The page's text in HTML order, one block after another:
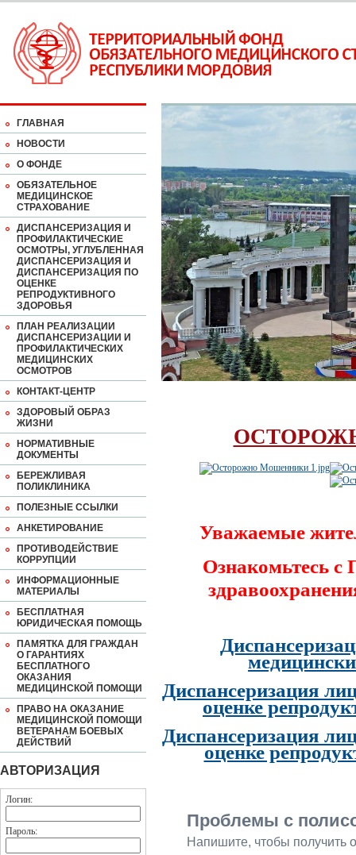
ГЛАВНАЯ
НОВОСТИ
О ФОНДЕ
ОБЯЗАТЕЛЬНОЕ
МЕДИЦИНСКОЕ
СТРАХОВАНИЕ
ДИСПАНСЕРИЗАЦИЯ И
ПРОФИЛАКТИЧЕСКИЕ
ОСМОТРЫ, УГЛУБЛЕННАЯ
ДИСПАНСЕРИЗАЦИЯ И
ДИСПАНСЕРИЗАЦИЯ ПО
ОЦЕНКЕ
РЕПРОДУКТИВНОГО
ЗДОРОВЬЯ
ПЛАН РЕАЛИЗАЦИИ
ДИСПАНСЕРИЗАЦИИ И
ПРОФИЛАКТИЧЕСКИХ
МЕДИЦИНСКИХ
ОСМОТРОВ
КОНТАКТ-ЦЕНТР
ЗДОРОВЫЙ ОБРАЗ
ЖИЗНИ
НОРМАТИВНЫЕ
ДОКУМЕНТЫ
БЕРЕЖЛИВАЯ
ПОЛИКЛИНИКА
ПОЛЕЗНЫЕ ССЫЛКИ
АНКЕТИРОВАНИЕ
ПРОТИВОДЕЙСТВИЕ
КОРРУПЦИИ
ИНФОРМАЦИОННЫЕ
МАТЕРИАЛЫ
БЕСПЛАТНАЯ
ЮРИДИЧЕСКАЯ ПОМОЩЬ
ПАМЯТКА ДЛЯ ГРАЖДАН
О ГАРАНТИЯХ
БЕСПЛАТНОГО
ОКАЗАНИЯ
МЕДИЦИНСКОЙ ПОМОЩИ
ПРАВО НА ОКАЗАНИЕ
МЕДИЦИНСКОЙ ПОМОЩИ
ВЕТЕРАНАМ БОЕВЫХ
ДЕЙСТВИЙ
АВТОРИЗАЦИЯ
Логин:
Пароль:
Уважаемые
Ознакомьтесь
Диспансеризация
оценке
Диспансеризация
оценке
Проблемы с
Напишите, чтобы получить